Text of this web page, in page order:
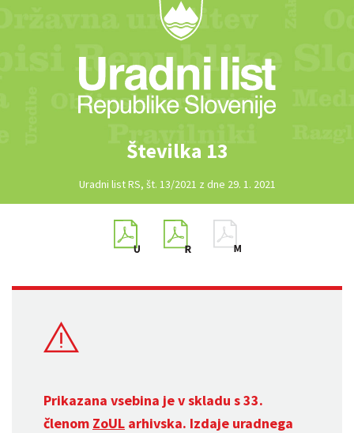
Številka 13
Uradni list RS, št. 13/2021 z dne 29. 1. 2021
Prikazana vsebina je v skladu s 33.
členom ZoUL arhivska. Izdaje uradnega